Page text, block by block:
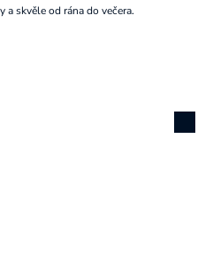
skvěle od rána do večera.